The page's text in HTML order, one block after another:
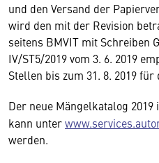
und den Versand der
wird den mit der Revision
seitens BMVIT mit Schreiben
IV/ST5/2019 vom 3. 6. 2019
Stellen bis zum 31. 8. 2019
Der neue Mängelkatalog
kann unter
werden.